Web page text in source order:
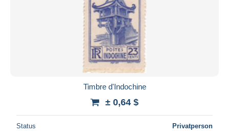
Timbre d'Indochine
± 0,64 $
Status Privatperson